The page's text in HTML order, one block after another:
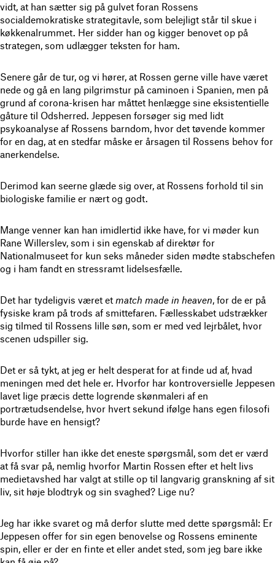
vidt, at han sætter sig på gulvet foran Rossens
socialdemokratiske strategitavle, som belejligt står til skue i
køkkenalrummet. Her sidder han og kigger benovet op på
strategen, som udlægger teksten for ham.
Senere går de tur, og vi hører, at Rossen gerne ville have været
nede og gå en lang pilgrimstur på caminoen i Spanien, men på
grund af corona-krisen har måttet henlægge sine eksistentielle
gåture til Odsherred. Jeppesen forsøger sig med lidt
psykoanalyse af Rossens barndom, hvor det tøvende kommer
for en dag, at en stedfar måske er årsagen til Rossens behov for
anerkendelse.
Derimod kan seerne glæde sig over, at Rossens forhold til sin
biologiske familie er nært og godt.
Mange venner kan han imidlertid ikke have, for vi møder kun
Rane Willerslev, som i sin egenskab af direktør for
Nationalmuseet for kun seks måneder siden mødte stabschefen
og i ham fandt en stressramt lidelsesfælle.
Det har tydeligvis været et match made in heaven, for de er på
fysiske kram på trods af smittefaren. Fællesskabet udstrækker
sig tilmed til Rossens lille søn, som er med ved lejrbålet, hvor
scenen udspiller sig.
Det er så tykt, at jeg er helt desperat for at finde ud af, hvad
meningen med det hele er. Hvorfor har kontroversielle Jeppesen
lavet lige præcis dette logrende skønmaleri af en
portrætudsendelse, hvor hvert sekund ifølge hans egen filosofi
burde have en hensigt?
Hvorfor stiller han ikke det eneste spørgsmål, som det er værd
at få svar på, nemlig hvorfor Martin Rossen efter et helt livs
medietavshed har valgt at stille op til langvarig granskning af sit
liv, sit høje blodtryk og sin svaghed? Lige nu?
Jeg har ikke svaret og må derfor slutte med dette spørgsmål: Er
Jeppesen offer for sin egen benovelse og Rossens eminente
spin, eller er der en finte et eller andet sted, som jeg bare ikke